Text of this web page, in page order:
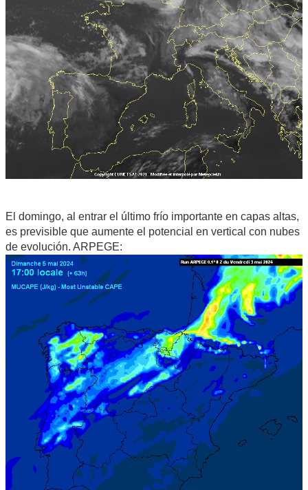
El domingo, al entrar el último frío importante en capas altas,
es previsible que aumente el potencial en vertical con nubes
de evolución. ARPEGE: